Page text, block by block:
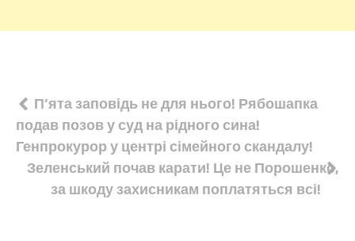
Навігація
записів
П’ята заповідь не для нього! Рябошапка
подав позов у суд на рідного сина!
Генпрокурор у центрі сімейного скандалу!
Зеленський почав карати! Це не Порошенко,
за шкоду захисникам поплатяться всі!